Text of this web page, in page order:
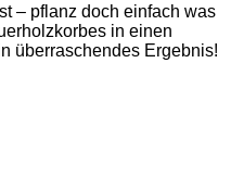
– pflanz doch einfach was
in einen
überraschendes Ergebnis!